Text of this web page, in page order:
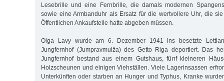
Lesebrille und eine Fernbrille, die damals modernen
sowie eine Armbanduhr als Ersatz für die wertvollere Uhr, die
Öffentlichen Ankaufstelle hatte abgeben müssen.
Olga Lavy wurde am 6. Dezember 1941 ins besetzte
Jungfernhof (Jumpravmuiža) des Getto Riga deportiert. Das
Jungfernhof bestand aus einem Gutshaus, fünf kleineren
Holzscheunen und einigen Viehställen. Viele Lagerinsassen
Unterkünften oder starben an Hunger und Typhus, Kranke